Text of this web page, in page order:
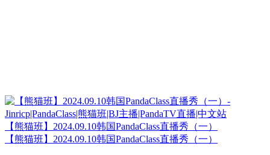
【熊猫班】2024.09.10韩国PandaClass直播秀（一）
【熊猫班】2024.09.10韩国PandaClass直播秀（一）